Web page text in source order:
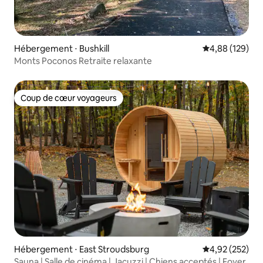
Hébergement ⋅ Bushkill Évaluation
4,88 (129)
Monts Poconos Retraite relaxante
Coup de cœur voyageurs
Coup de cœur voyageurs
Hébergement ⋅ East Stroudsburg Évaluation
4,92 (252)